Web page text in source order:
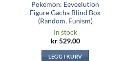
Pokemon: Eeveelution
Figure Gacha Blind Box
(Random, Funism)
In stock
kr529.00
LEGG I KURV